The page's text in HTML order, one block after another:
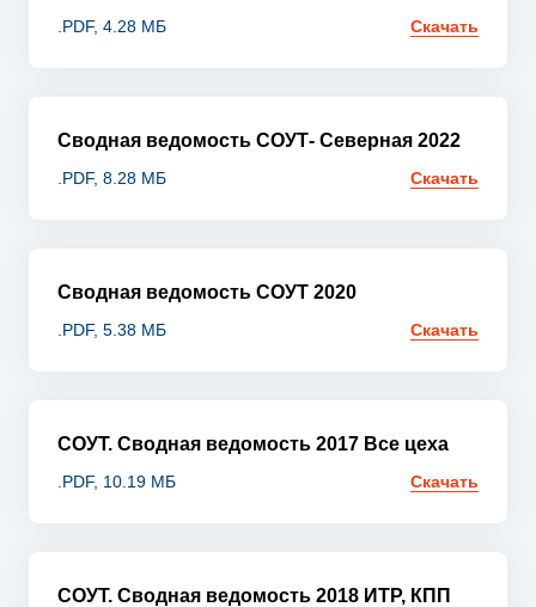
.PDF, 4.28 МБ Скачать
Сводная ведомость СОУТ- Северная 2022
.PDF, 8.28 МБ Скачать
Сводная ведомость СОУТ 2020
.PDF, 5.38 МБ Скачать
СОУТ. Сводная ведомость 2017 Все цеха
.PDF, 10.19 МБ Скачать
СОУТ. Сводная ведомость 2018 ИТР, КПП